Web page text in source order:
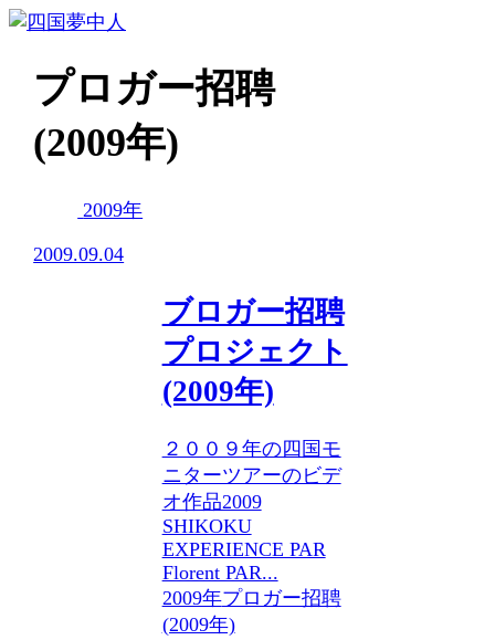
プロガー招聘
(2009年)
2009年
2009.09.04
ブロガー招聘
プロジェクト
(2009年)
２００９年の四国モ
ニターツアーのビデ
オ作品2009
SHIKOKU
EXPERIENCE PAR
Florent PAR...
2009年プロガー招聘
(2009年)